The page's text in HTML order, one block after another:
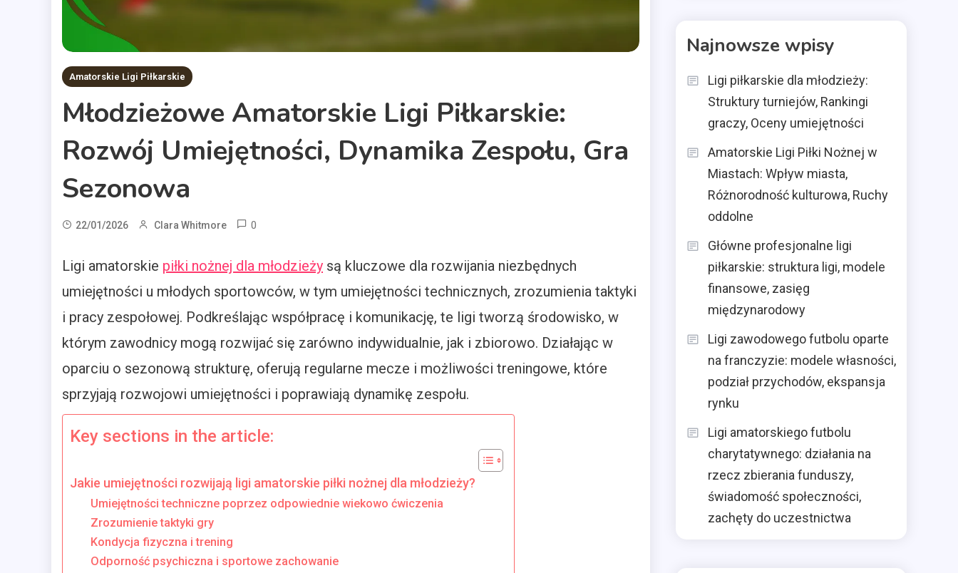
Amatorskie Ligi Piłkarskie
Młodzieżowe Amatorskie Ligi Piłkarskie:
Rozwój Umiejętności, Dynamika Zespołu, Gra
Sezonowa
22/01/2026 Clara Whitmore 0
Ligi amatorskie piłki nożnej dla młodzieży są kluczowe dla rozwijania niezbędnych
umiejętności u młodych sportowców, w tym umiejętności technicznych, zrozumienia taktyki
i pracy zespołowej. Podkreślając współpracę i komunikację, te ligi tworzą środowisko, w
którym zawodnicy mogą rozwijać się zarówno indywidualnie, jak i zbiorowo. Działając w
oparciu o sezonową strukturę, oferują regularne mecze i możliwości treningowe, które
sprzyjają rozwojowi umiejętności i poprawiają dynamikę zespołu.
Key sections in the article:
Jakie umiejętności rozwijają ligi amatorskie piłki nożnej dla młodzieży?
Umiejętności techniczne poprzez odpowiednie wiekowo ćwiczenia
Zrozumienie taktyki gry
Kondycja fizyczna i trening
Odporność psychiczna i sportowe zachowanie
Najnowsze wpisy
Ligi piłkarskie dla młodzieży:
Struktury turniejów, Rankingi
graczy, Oceny umiejętności
Amatorskie Ligi Piłki Nożnej w
Miastach: Wpływ miasta,
Różnorodność kulturowa, Ruchy
oddolne
Główne profesjonalne ligi
piłkarskie: struktura ligi, modele
finansowe, zasięg
międzynarodowy
Ligi zawodowego futbolu oparte
na franczyzie: modele własności,
podział przychodów, ekspansja
rynku
Ligi amatorskiego futbolu
charytatywnego: działania na
rzecz zbierania funduszy,
świadomość społeczności,
zachęty do uczestnictwa